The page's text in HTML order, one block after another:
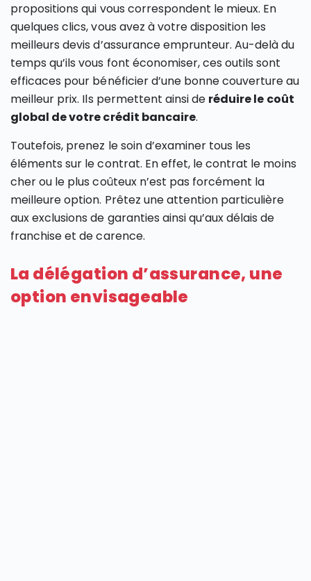
propositions qui vous correspondent le mieux. En
quelques clics, vous avez à votre disposition les
meilleurs devis d’assurance emprunteur. Au-delà du
temps qu’ils vous font économiser, ces outils sont
efficaces pour bénéficier d’une bonne couverture au
meilleur prix. Ils permettent ainsi de réduire le coût
global de votre crédit bancaire.
Toutefois, prenez le soin d’examiner tous les
éléments sur le contrat. En effet, le contrat le moins
cher ou le plus coûteux n’est pas forcément la
meilleure option. Prêtez une attention particulière
aux exclusions de garanties ainsi qu’aux délais de
franchise et de carence.
La délégation d’assurance, une
option envisageable